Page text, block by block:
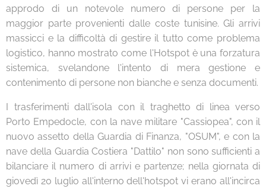
approdo di un notevole numero di persone per la
maggior parte provenienti dalle coste tunisine. Gli arrivi
massicci e la difficoltà di gestire il tutto come problema
logistico, hanno mostrato come l'Hotspot è una forzatura
sistemica, svelandone l'intento di mera gestione e
contenimento di persone non bianche e senza documenti.
I trasferimenti dall'isola con il traghetto di linea verso
Porto Empedocle, con la nave militare "Cassiopea", con il
nuovo assetto della Guardia di Finanza, "OSUM", e con la
nave della Guardia Costiera "Dattilo" non sono sufficienti a
bilanciare il numero di arrivi e partenze; nella giornata di
giovedì 20 luglio all'interno dell'hotspot vi erano all'incirca